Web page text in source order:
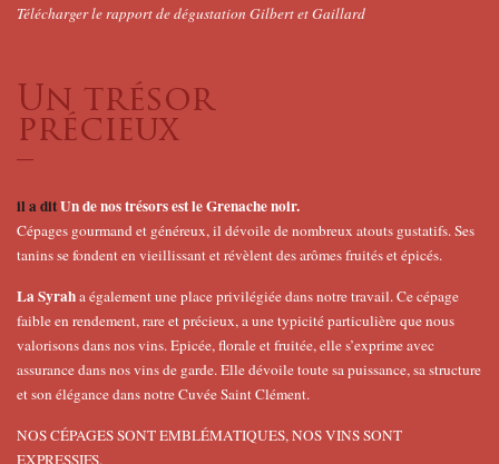
Télécharger le rapport de dégustation Gilbert et Gaillard
Un trésor
précieux
–
il a ditUn de nos trésors est le Grenache noir.
Cépages gourmand et généreux, il dévoile de nombreux atouts gustatifs. Ses
tanins se fondent en vieillissant et révèlent des arômes fruités et épicés.
La Syraha également une place privilégiée dans notre travail. Ce cépage
faible en rendement, rare et précieux, a une typicité particulière que nous
valorisons dans nos vins. Epicée, florale et fruitée, elle s’exprime avec
assurance dans nos vins de garde. Elle dévoile toute sa puissance, sa structure
et son élégance dans notre Cuvée Saint Clément.
NOS CÉPAGES SONT EMBLÉMATIQUES, NOS VINS SONT
EXPRESSIFS.